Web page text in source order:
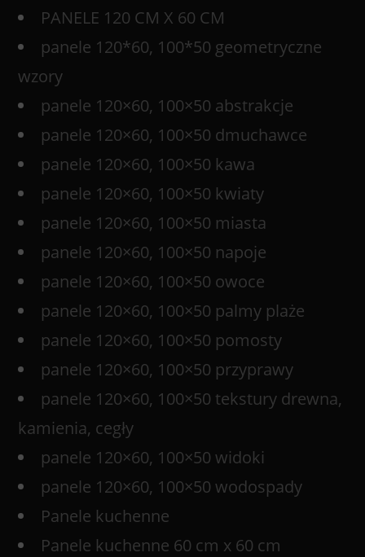
PANELE 120 CM X 60 CM
panele 120*60, 100*50 geometryczne
wzory
panele 120×60, 100×50 abstrakcje
panele 120×60, 100×50 dmuchawce
panele 120×60, 100×50 kawa
panele 120×60, 100×50 kwiaty
panele 120×60, 100×50 miasta
panele 120×60, 100×50 napoje
panele 120×60, 100×50 owoce
panele 120×60, 100×50 palmy plaże
panele 120×60, 100×50 pomosty
panele 120×60, 100×50 przyprawy
panele 120×60, 100×50 tekstury drewna,
kamienia, cegły
panele 120×60, 100×50 widoki
panele 120×60, 100×50 wodospady
Panele kuchenne
Panele kuchenne 60 cm x 60 cm